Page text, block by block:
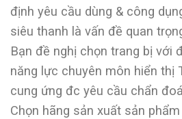
định yêu cầu dùng & công
siêu thanh là vấn đề quan
Bạn đề nghị chọn trang bị với
năng lực chuyên môn hiển thị
cung ứng đc yêu cầu chẩn
Chọn hãng sản xuất sản